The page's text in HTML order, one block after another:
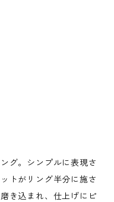
グ。シンプルに表現さ
トがリング半分に施さ
き込まれ、仕上げにピ